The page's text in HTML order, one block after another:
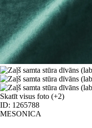
Skatīt visus foto (+2)
ID: 1265788
MESONICA